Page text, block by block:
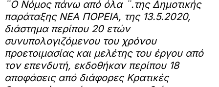
¨O Νόμος πάνω από όλα ¨.της Δημοτικής
παράταξης ΝΕΑ ΠΟΡΕΙΑ, της 13.5.2020,
διάστημα περίπου 20 ετών
συνυπολογιζόμενου του χρόνου
προετοιμασίας και μελέτης του έργου από
τον επενδυτή, εκδοθήκαν περίπου 18
αποφάσεις από διάφορες Κρατικές